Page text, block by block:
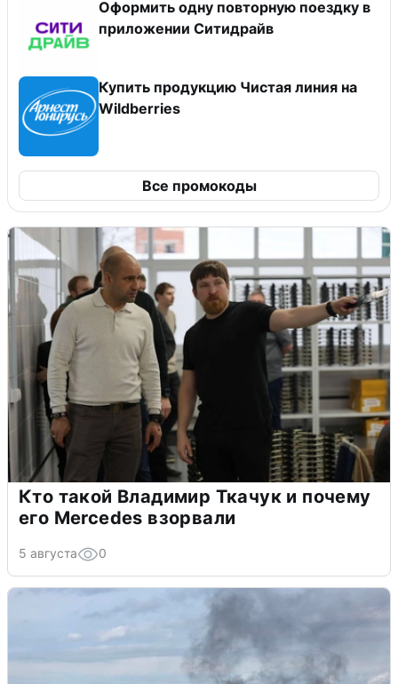
Оформить одну повторную поездку в
приложении Ситидрайв
Купить продукцию Чистая линия на
Wildberries
Все промокоды
Кто такой Владимир Ткачук и почему
его Mercedes взорвали
5 августа 0